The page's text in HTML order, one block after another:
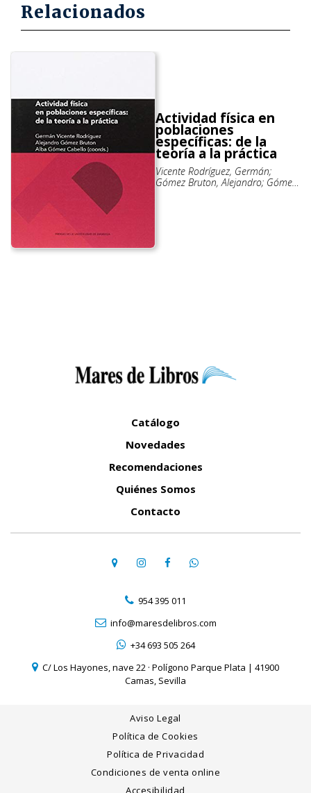
Relacionados
Actividad física en
poblaciones
específicas: de la
teoría a la práctica
Vicente Rodríguez, Germán;
Gómez Bruton, Alejandro; Gómez
Catálogo
Novedades
Recomendaciones
Quiénes Somos
Contacto
954 395 011
info@maresdelibros.com
+34 693 505 264
C/ Los Hayones, nave 22 · Polígono Parque Plata | 41900
Camas, Sevilla
Aviso Legal
Política de Cookies
Política de Privacidad
Condiciones de venta online
Accesibilidad